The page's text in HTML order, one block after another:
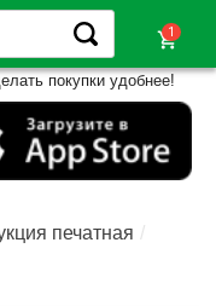
shopping_cart
покупки удобнее!
печатная